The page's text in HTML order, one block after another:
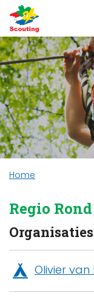
Home
Regio
Organisaties
Olivier